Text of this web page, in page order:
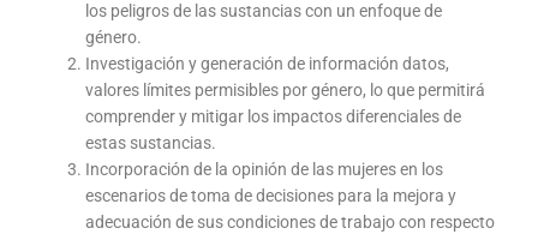
los peligros de las sustancias con un enfoque de
género.
Investigación y generación de información datos,
valores límites permisibles por género, lo que permitirá
comprender y mitigar los impactos diferenciales de
estas sustancias.
Incorporación de la opinión de las mujeres en los
escenarios de toma de decisiones para la mejora y
adecuación de sus condiciones de trabajo con respecto